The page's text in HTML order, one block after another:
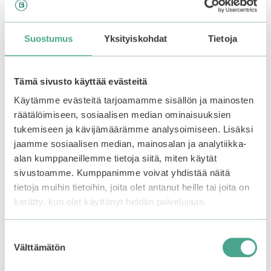
Suostumus Yksityiskohdat Tietoja
Tämä sivusto käyttää evästeitä
Käytämme evästeitä tarjoamamme sisällön ja mainosten
räätälöimiseen, sosiaalisen median ominaisuuksien
tukemiseen ja kävijämäärämme analysoimiseen. Lisäksi
jaamme sosiaalisen median, mainosalan ja analytiikka-
alan kumppaneillemme tietoja siitä, miten käytät
sivustoamme. Kumppanimme voivat yhdistää näitä
tietoja muihin tietoihin, joita olet antanut heille tai joita on
kerätty, kun olet käyttänyt heidän palvelujaan.
valinta
Välttämätön
ALE
–20%
Holika Holika |
Wonder Drawing 24hr
Auto Eyebrow
5.00
6,32€ – 7,90€Hintaluokka:
Valitse vaihtoehdoista
on
useampi
Voit
tehdä
valinnat
tuotteen
ALE
–20%
Holika Holika |
Wonder Drawing
Skinny Eyebrow
4.38
7,12€ – 8,90€Hintaluokka:
8,90€
Valitse vaihtoehdoista
on
useampi
Voit
tehdä
valinnat
tuotteen
sivulla.